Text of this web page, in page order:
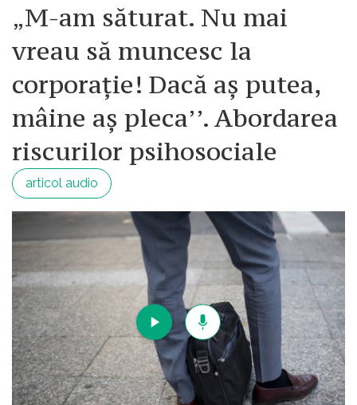
„M-am săturat. Nu mai
vreau să muncesc la
corporație! Dacă aș putea,
mâine aș pleca’’. Abordarea
riscurilor psihosociale
articol audio